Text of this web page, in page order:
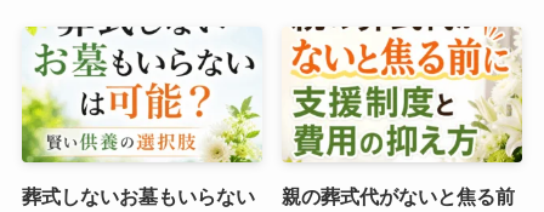
葬式しないお墓もいらない
親の葬式代がないと焦る前